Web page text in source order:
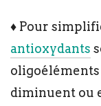
♦ Pour
antioxydants
diminuent ou